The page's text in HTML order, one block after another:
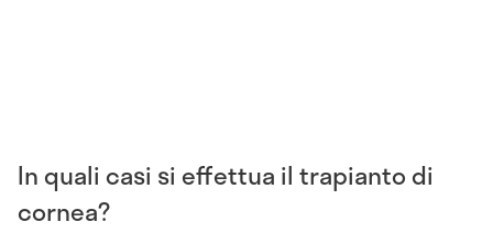
In quali casi si effettua il trapianto di
cornea?